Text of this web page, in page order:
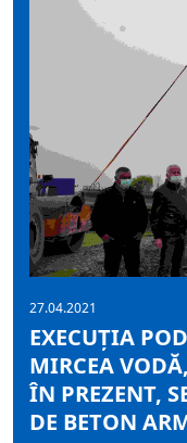
27.04.2021
EXECUȚIA
MIRCEA
ÎN PREZENT,
DE BETON